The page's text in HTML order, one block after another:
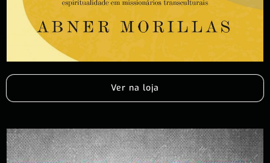
Ver na loja